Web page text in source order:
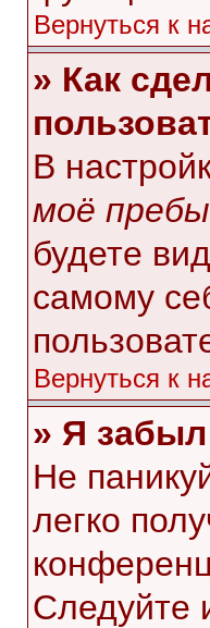
Вернуться к
» Как
В
моё
будете
самому
Вернуться к
» Я
Не
легко
Следуйте